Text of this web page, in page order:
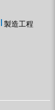
製造工程